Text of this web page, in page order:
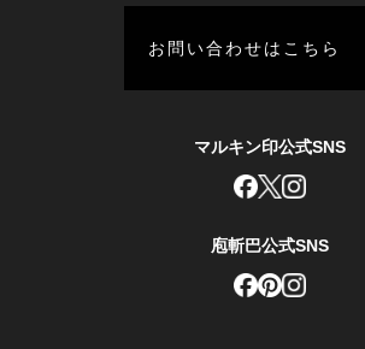
お問い合わせはこちら
マルキン印公式SNS
庖斬巴公式SNS